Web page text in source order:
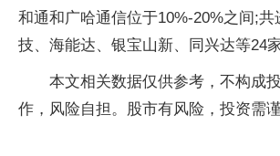
和通和广哈通信位于10%-20%之间;
技、海能达、银宝山新、同兴达等24
本文相关数据仅供参考，不构成
作，风险自担。股市有风险，投资需谨